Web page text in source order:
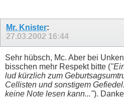
Mr. Knister:
27.03.2002 16:44
Sehr hübsch, Mc. Aber bei
bisschen mehr Respekt bitte (
lud kürzlich zum
Cellisten und sonstigem
keine Note lesen kann...").